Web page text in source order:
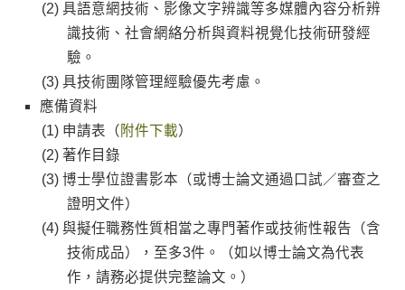
具語意網技術、影像文字辨識等多媒體內容分析辨
識技術、社會網絡分析與資料視覺化技術研發經
驗。
具技術團隊管理經驗優先考慮。
應備資料
申請表（ 附件下載）
著作目錄
博士學位證書影本（或博士論文通過口試／審查之
證明文件）
與擬任職務性質相當之專門著作或技術性報告（含
技術成品），至多3件。（如以博士論文為代表
作，請務必提供完整論文。）